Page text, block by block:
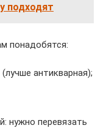
подходят
понадобятся:
антикварная);
нужно перевязать